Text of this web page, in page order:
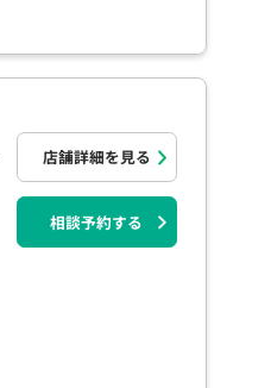
店舗詳細を見る
相談予約する